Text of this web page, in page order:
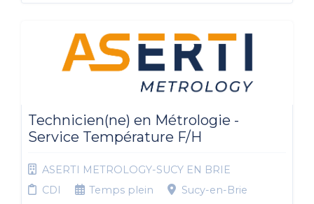
Technicien(ne) en Métrologie -
Service Température F/H
ASERTI METROLOGY-SUCY EN BRIE
CDI
Temps plein Sucy-en-Brie